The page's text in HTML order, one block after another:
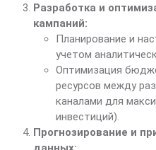
Разработка и
кампаний:
Планирование и
учетом
Оптимизация
ресурсов между
каналами для
инвестиций).
Прогнозирование и